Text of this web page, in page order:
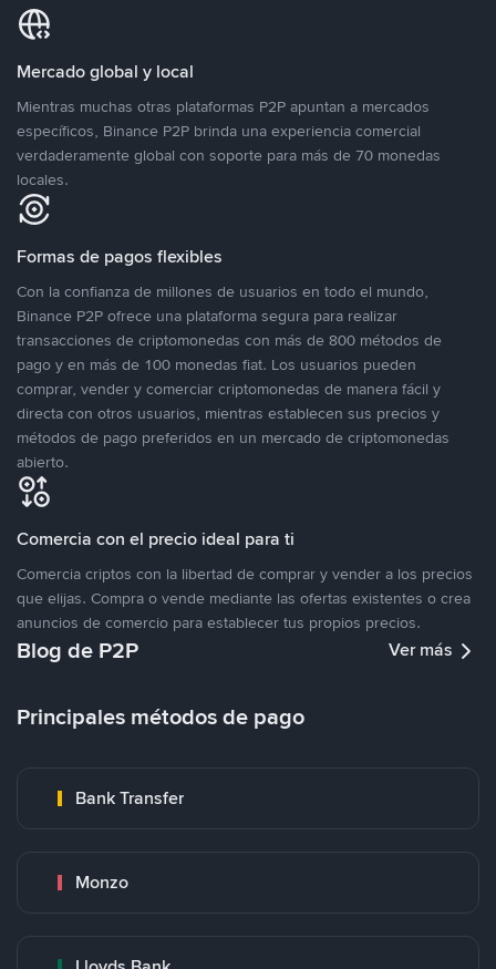
Mercado global y local
Mientras muchas otras plataformas P2P apuntan a mercados
específicos, Binance P2P brinda una experiencia comercial
verdaderamente global con soporte para más de 70 monedas
locales.
Formas de pagos flexibles
Con la confianza de millones de usuarios en todo el mundo,
Binance P2P ofrece una plataforma segura para realizar
transacciones de criptomonedas con más de 800 métodos de
pago y en más de 100 monedas fiat. Los usuarios pueden
comprar, vender y comerciar criptomonedas de manera fácil y
directa con otros usuarios, mientras establecen sus precios y
métodos de pago preferidos en un mercado de criptomonedas
abierto.
Comercia con el precio ideal para ti
Comercia criptos con la libertad de comprar y vender a los precios
que elijas. Compra o vende mediante las ofertas existentes o crea
anuncios de comercio para establecer tus propios precios.
Blog de P2P Ver más
Principales métodos de pago
Bank Transfer
Monzo